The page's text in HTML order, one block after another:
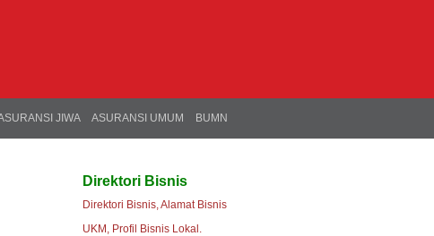
JIWA ASURANSI UMUM BUMN
Direktori Bisnis
Direktori Bisnis, Alamat Bisnis
UKM, Profil Bisnis Lokal.